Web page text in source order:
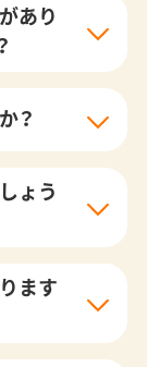
あり
？
ょう
ます